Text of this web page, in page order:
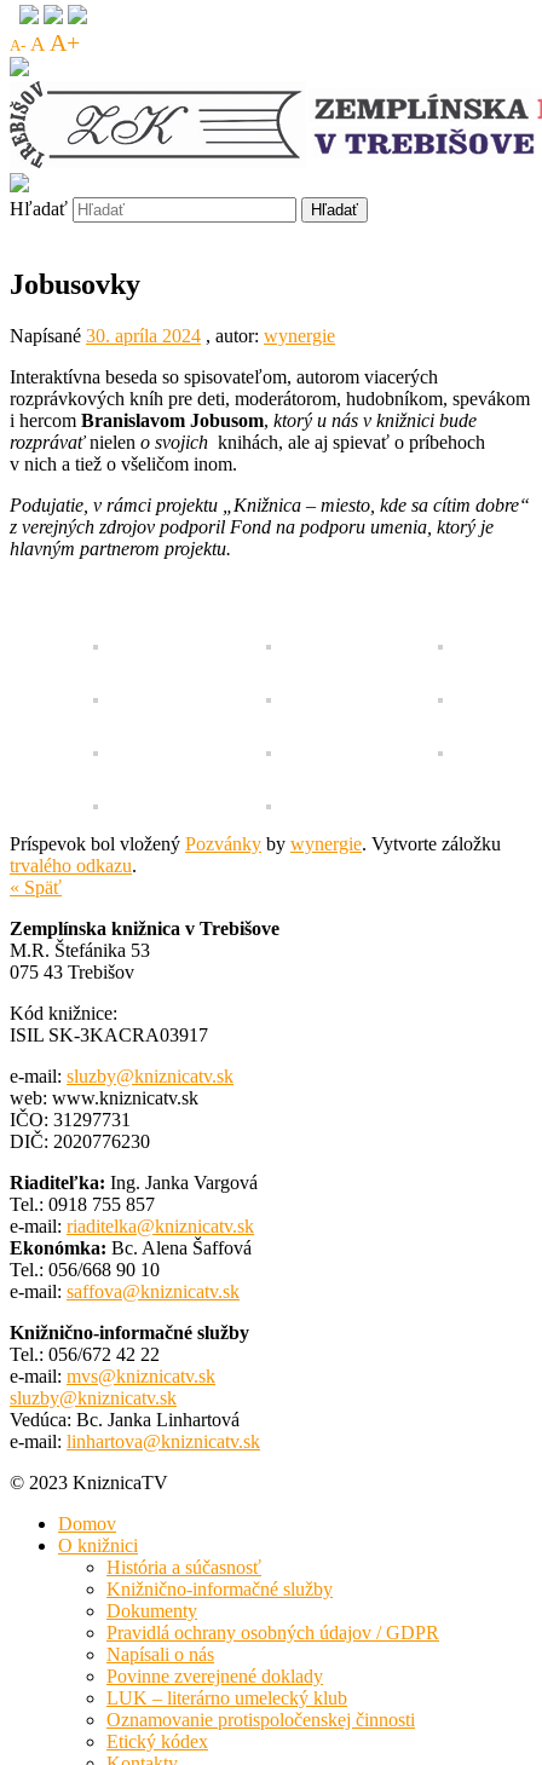
A- A A+
Hľadať
Jobusovky
Napísané 30. apríla 2024 , autor: wynergie
Interaktívna beseda so spisovateľom, autorom viacerých
rozprávkových kníh pre deti, moderátorom, hudobníkom, spevákom
i hercom Branislavom Jobusom, ktorý u nás v knižnici bude
rozprávaťnielen o svojich knihách, ale aj spievať o príbehoch
v nich a tiež o všeličom inom.
Podujatie, v rámci projektu „Knižnica – miesto, kde sa cítim dobre“
z verejných zdrojov podporil Fond na podporu umenia, ktorý je
hlavným partnerom projektu.
Príspevok bol vložený Pozvánky by wynergie. Vytvorte záložku
trvalého odkazu.
« Späť
Zemplínska knižnica v Trebišove
M.R. Štefánika 53
075 43 Trebišov
Kód knižnice:
ISIL SK-3KACRA03917
e-mail: sluzby@kniznicatv.sk
web: www.kniznicatv.sk
IČO: 31297731
DIČ: 2020776230
Riaditeľka: Ing. Janka Vargová
Tel.: 0918 755 857
e-mail: riaditelka@kniznicatv.sk
Ekonómka: Bc. Alena Šaffová
Tel.: 056/668 90 10
e-mail: saffova@kniznicatv.sk
Knižnično-informačné služby
Tel.: 056/672 42 22
e-mail: mvs@kniznicatv.sk
sluzby@kniznicatv.sk
Vedúca: Bc. Janka Linhartová
e-mail: linhartova@kniznicatv.sk
© 2023 KniznicaTV
Domov
O knižnici
História a súčasnosť
Knižnično-informačné služby
Dokumenty
Pravidlá ochrany osobných údajov / GDPR
Napísali o nás
Povinne zverejnené doklady
LUK – literárno umelecký klub
Oznamovanie protispoločenskej činnosti
Etický kódex